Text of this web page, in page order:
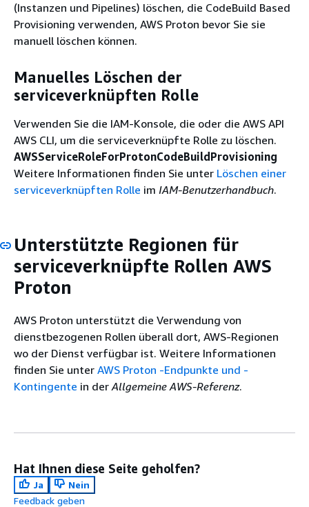
(Instanzen und Pipelines) löschen, die CodeBuild Based
Provisioning verwenden, AWS Proton bevor Sie sie
manuell löschen können.
Manuelles Löschen der
serviceverknüpften Rolle
Verwenden Sie die IAM-Konsole, die oder die AWS API
AWS CLI, um die serviceverknüpfte Rolle zu löschen.
AWSServiceRoleForProtonCodeBuildProvisioning
Weitere Informationen finden Sie unter Löschen einer
serviceverknüpften Rolle im IAM-Benutzerhandbuch.
Unterstützte Regionen für
serviceverknüpfte Rollen AWS
Proton
AWS Proton unterstützt die Verwendung von
dienstbezogenen Rollen überall dort, AWS-Regionen
wo der Dienst verfügbar ist. Weitere Informationen
finden Sie unter AWS Proton -Endpunkte und -
Kontingente in der Allgemeine AWS-Referenz.
Hat Ihnen diese Seite geholfen?
Ja
Nein
Feedback geben